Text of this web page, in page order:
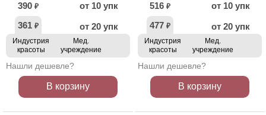
390 ₽
от 10 упк
361 ₽ от 20 упк
Индустрия
красоты
Мед.
учреждение
Нашли дешевле?
В корзину
516 ₽
от 10 упк
477 ₽ от 20 упк
Индустрия
красоты
Мед.
учреждение
Нашли дешевле?
В корзину